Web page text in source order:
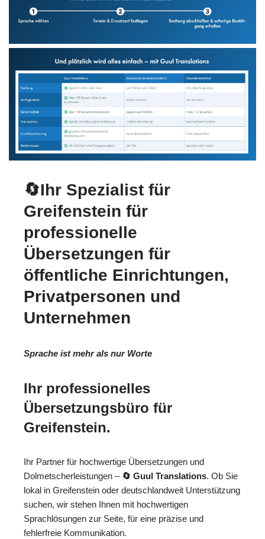
🔄Ihr Spezialist für
Greifenstein für
professionelle
Übersetzungen für
öffentliche Einrichtungen,
Privatpersonen und
Unternehmen
Sprache ist mehr als nur Worte
Ihr professionelles
Übersetzungsbüro für
Greifenstein.
Ihr Partner für hochwertige Übersetzungen und
Dolmetscherleistungen – 🔄 Guul Translations. Ob Sie
lokal in Greifenstein oder deutschlandweit Unterstützung
suchen, wir stehen Ihnen mit hochwertigen
Sprachlösungen zur Seite, für eine präzise und
fehlerfreie Kommunikation.